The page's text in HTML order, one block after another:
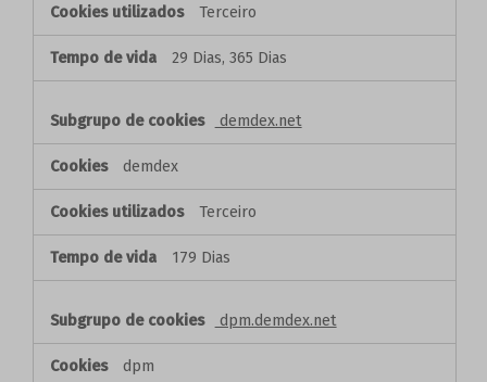
Terceiro
29 Dias, 365 Dias
demdex.net
demdex
Terceiro
179 Dias
dpm.demdex.net
dpm